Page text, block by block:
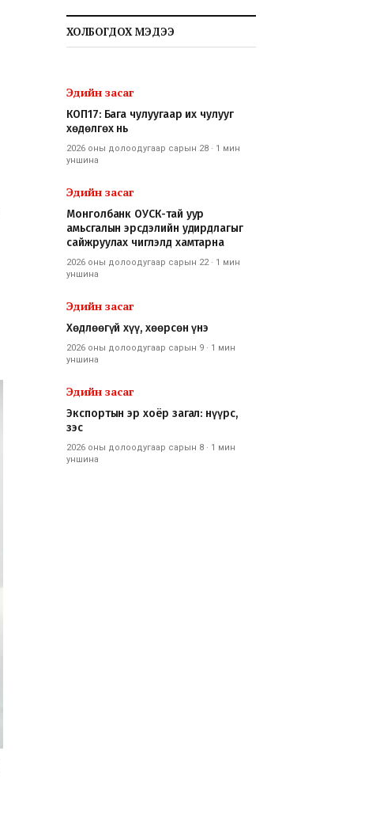
ХОЛБОГДОХ МЭДЭЭ
Эдийн засаг
КОП17: Бага чулуугаар их чулууг
хөдөлгөх нь
2026 оны долоодугаар сарын 28 · 1 мин
уншина
Эдийн засаг
Монголбанк ОУСК-тай уур
амьсгалын эрсдэлийн удирдлагыг
сайжруулах чиглэлд хамтарна
2026 оны долоодугаар сарын 22· 1 мин
уншина
Эдийн засаг
Хөдлөөгүй хүү, хөөрсөн үнэ
2026 оны долоодугаар сарын 9 · 1 мин
уншина
Эдийн засаг
Экспортын эр хоёр загал: нүүрс,
зэс
2026 оны долоодугаар сарын 8 · 1 мин
уншина